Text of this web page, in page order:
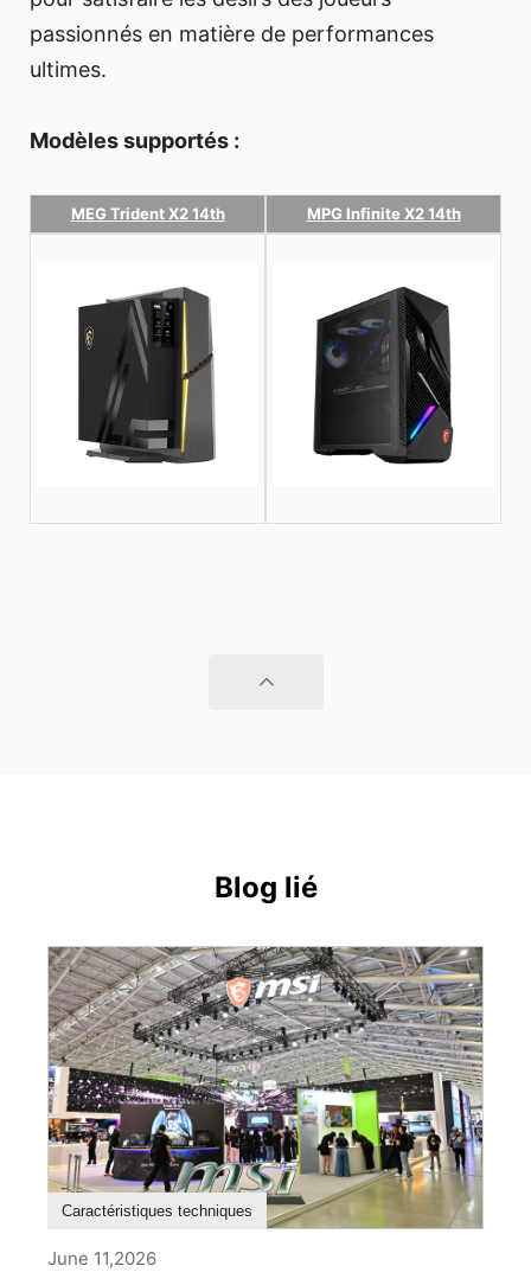
passionnés en matière de performances
ultimes.
Modèles supportés :
MEG Trident X2 14th MPG Infinite X2 14th
Blog lié
Caractéristiques techniques
June 11,2026